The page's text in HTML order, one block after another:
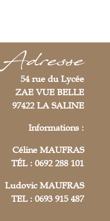
Adresse
54 rue du Lycée
ZAE VUE BELLE
97422 LA SALINE
Informations :
Céline MAUFRAS
TÉL : 0692 288 101
Ludovic MAUFRAS
TEL : 0693 915 487